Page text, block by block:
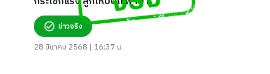
ข่าวจริง
28 มีนาคม 2568 | 16:37 น.